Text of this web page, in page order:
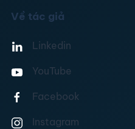
Về tác giả
Linkedin
YouTube
Facebook
Instagram